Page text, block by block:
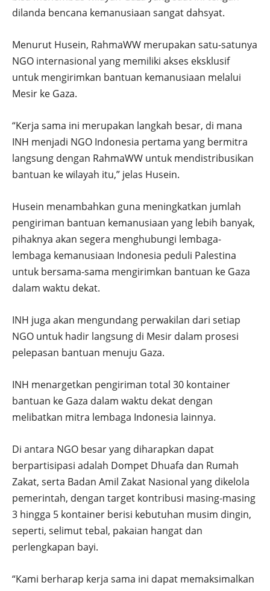
dilanda bencana kemanusiaan sangat dahsyat.
Menurut Husein, RahmaWW merupakan satu-satunya
NGO internasional yang memiliki akses eksklusif
untuk mengirimkan bantuan kemanusiaan melalui
Mesir ke Gaza.
“Kerja sama ini merupakan langkah besar, di mana
INH menjadi NGO Indonesia pertama yang bermitra
langsung dengan RahmaWW untuk mendistribusikan
bantuan ke wilayah itu,” jelas Husein.
Husein menambahkan guna meningkatkan jumlah
pengiriman bantuan kemanusiaan yang lebih banyak,
pihaknya akan segera menghubungi lembaga-
lembaga kemanusiaan Indonesia peduli Palestina
untuk bersama-sama mengirimkan bantuan ke Gaza
dalam waktu dekat.
INH juga akan mengundang perwakilan dari setiap
NGO untuk hadir langsung di Mesir dalam prosesi
pelepasan bantuan menuju Gaza.
INH menargetkan pengiriman total 30 kontainer
bantuan ke Gaza dalam waktu dekat dengan
melibatkan mitra lembaga Indonesia lainnya.
Di antara NGO besar yang diharapkan dapat
berpartisipasi adalah Dompet Dhuafa dan Rumah
Zakat, serta Badan Amil Zakat Nasional yang dikelola
pemerintah, dengan target kontribusi masing-masing
3 hingga 5 kontainer berisi kebutuhan musim dingin,
seperti, selimut tebal, pakaian hangat dan
perlengkapan bayi.
“Kami berharap kerja sama ini dapat memaksimalkan